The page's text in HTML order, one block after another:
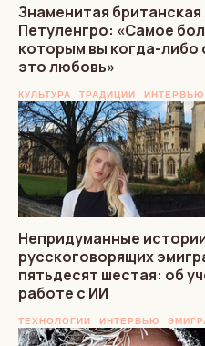
Знаменитая
Петуленгро: «Самое
которым вы когда-
это любовь»
КУЛЬТУРА ТРАДИЦИИ ИНТЕРВЬЮ
Непридуманные
русскоговорящих
пятьдесят шестая: об
работе с ИИ
ТЕХНОЛОГИИ ИНТЕРВЬЮ